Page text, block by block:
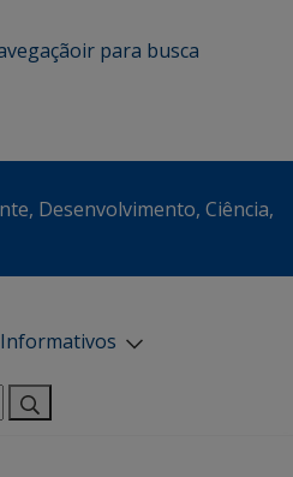
ir para busca
Desenvolvimento, Ciência,
Informativos